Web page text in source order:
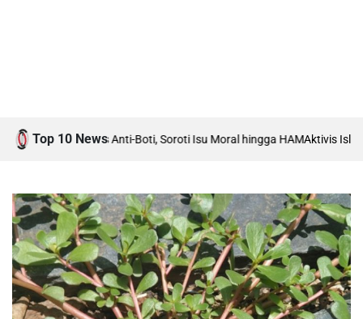
Top 10 News
Debat Boti vs Anti-Boti, Soroti Isu Moral hingga HAM Aktivis Islam